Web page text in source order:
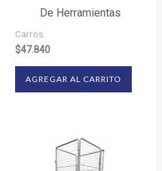
De Herramientas
Carros
$47.840
AGREGAR AL CARRITO